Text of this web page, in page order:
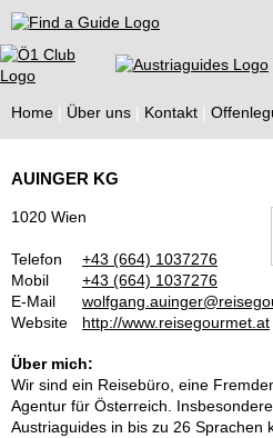
Find a Guide
Home Über uns Kontakt
Guides
AUINGER KG
1020 Wien
Telefon
+43 (664) 1037276
Mobil
+43 (664) 1037276
E-Mail
Website
http://www.reisegourmet.at
Über mich:
Wir sind ein Reisebüro, eine
Agentur für Österreich.
Austriaguides in bis zu 26 Sprachen